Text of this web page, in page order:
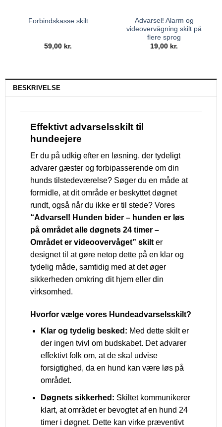
Forbindskasse skilt
59,00 kr.
Advarsel! Alarm og
videovervågning skilt på
flere sprog
19,00 kr.
BESKRIVELSE
Effektivt advarselsskilt til
hundeejere
Er du på udkig efter en løsning, der tydeligt
advarer gæster og forbipasserende om din
hunds tilstedeværelse? Søger du en måde at
formidle, at dit område er beskyttet døgnet
rundt, også når du ikke er til stede? Vores
“Advarsel! Hunden bider – hunden er løs
på området alle døgnets 24 timer –
Området er videoovervåget” skilt er
designet til at gøre netop dette på en klar og
tydelig måde, samtidig med at det øger
sikkerheden omkring dit hjem eller din
virksomhed.
Hvorfor vælge vores Hundeadvarselsskilt?
Klar og tydelig besked: Med dette skilt er
der ingen tvivl om budskabet. Det advarer
effektivt folk om, at de skal udvise
forsigtighed, da en hund kan være løs på
området.
Døgnets sikkerhed: Skiltet kommunikerer
klart, at området er bevogtet af en hund 24
timer i døgnet. Dette kan virke præventivt